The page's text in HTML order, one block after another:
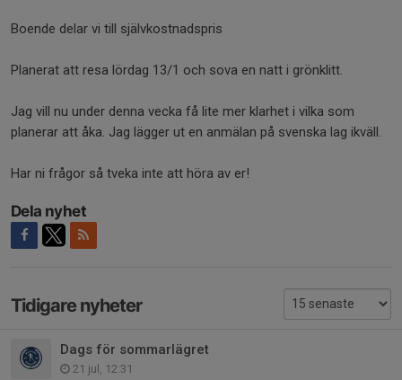
Boende delar vi till självkostnadspris
Planerat att resa lördag 13/1 och sova en natt i grönklitt.
Jag vill nu under denna vecka få lite mer klarhet i vilka som
planerar att åka. Jag lägger ut en anmälan på svenska lag ikväll.
Har ni frågor så tveka inte att höra av er!
Dela nyhet
Tidigare nyheter
Dags för sommarlägret
21 jul, 12:31